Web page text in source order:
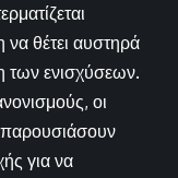
να θέτει αυστηρά
των ενισχύσεων.
οι
παρουσιάσουν
για να